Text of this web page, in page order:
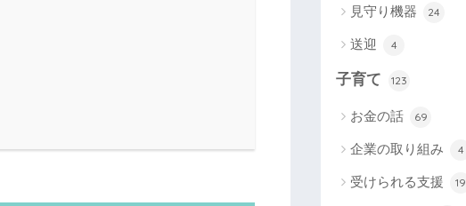
見守り機器 24
送迎 4
子育て 123
お金の話 69
企業の取り組み 4
受けられる支援 19